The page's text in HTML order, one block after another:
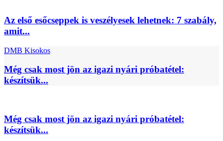
Az első esőcseppek is veszélyesek lehetnek: 7 szabály,
amit...
DMB Kisokos
Még csak most jön az igazi nyári próbatétel:
készítsük...
Még csak most jön az igazi nyári próbatétel:
készítsük...